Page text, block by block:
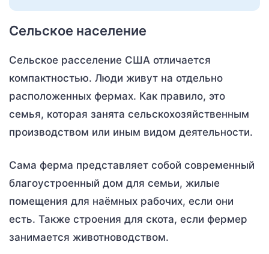
Сельское население
Сельское расселение США отличается
компактностью. Люди живут на отдельно
расположенных фермах. Как правило, это
семья, которая занята сельскохозяйственным
производством или иным видом деятельности.
Сама ферма представляет собой современный
благоустроенный дом для семьи, жилые
помещения для наёмных рабочих, если они
есть. Также строения для скота, если фермер
занимается животноводством.